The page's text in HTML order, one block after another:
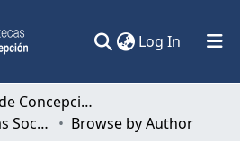
Log In (current)
Universidad de Concepción
Facultad de Ciencias Sociales
Browse by Author